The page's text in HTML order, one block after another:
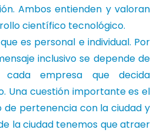
Ambos entienden y valoran
científico tecnológico.
es personal e individual. Por
inclusivo se depende de
empresa que decida
Una cuestión importante es el
de pertenencia con la ciudad y
la ciudad tenemos que atraer